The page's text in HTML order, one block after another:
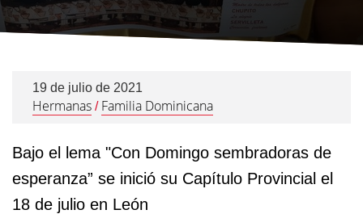
19 de julio de 2021
Hermanas / Familia Dominicana
Bajo el lema "Con Domingo sembradoras de
esperanza” se inició su Capítulo Provincial el
18 de julio en León